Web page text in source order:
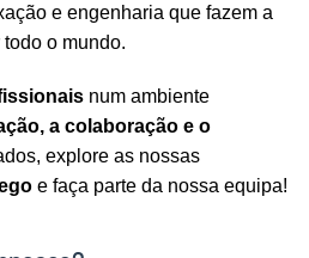
e engenharia que fazem a
o mundo.
num ambiente
a colaboração e o
explore as nossas
e faça parte da nossa equipa!